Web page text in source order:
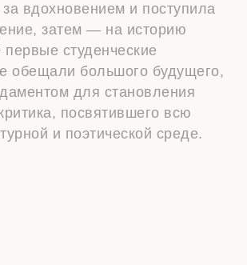
вдохновением и поступила
затем — на историю
первые студенческие
обещали большого будущего,
для становления
посвятившего всю
и поэтической среде.